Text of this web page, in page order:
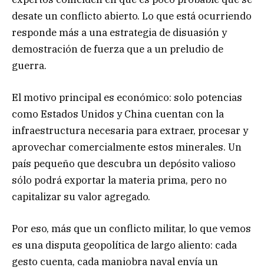
desate un conflicto abierto. Lo que está ocurriendo
responde más a una estrategia de disuasión y
demostración de fuerza que a un preludio de
guerra.
El motivo principal es económico: solo potencias
como Estados Unidos y China cuentan con la
infraestructura necesaria para extraer, procesar y
aprovechar comercialmente estos minerales. Un
país pequeño que descubra un depósito valioso
sólo podrá exportar la materia prima, pero no
capitalizar su valor agregado.
Por eso, más que un conflicto militar, lo que vemos
es una disputa geopolítica de largo aliento: cada
gesto cuenta, cada maniobra naval envía un